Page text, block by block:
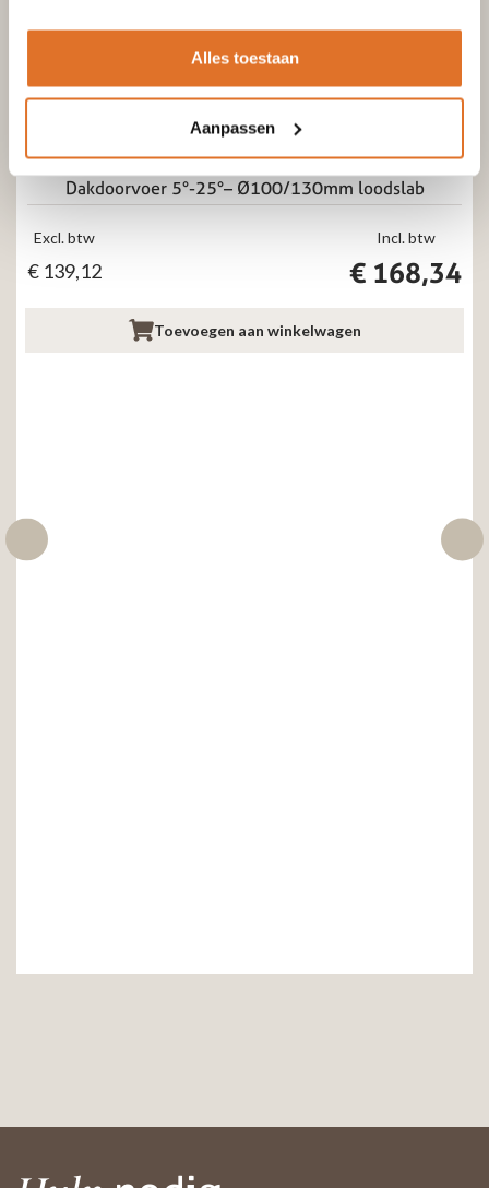
Alles toestaan
Aanpassen
Bekijk ook
Dubbelwandige kachelpijp RVS
Dakdoorvoer 5°-25°– Ø100/130mm loodslab
Incl. btw
€ 168,34
Excl. btw
€ 139,12
Toevoegen aan winkelwagen